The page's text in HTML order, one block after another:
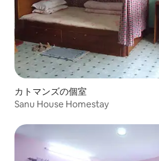
カトマンズの個室
Sanu House Homestay